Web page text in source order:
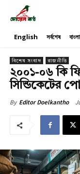
English সর্বশেষ
বিশেষ সংবাদ রাজনীতি
২০০১-০৬ কি
সিন্ডিকেটের
By Editor Doelkantho